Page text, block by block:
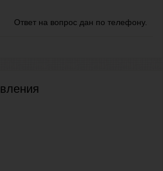
Ответ на вопрос дан по телефону.